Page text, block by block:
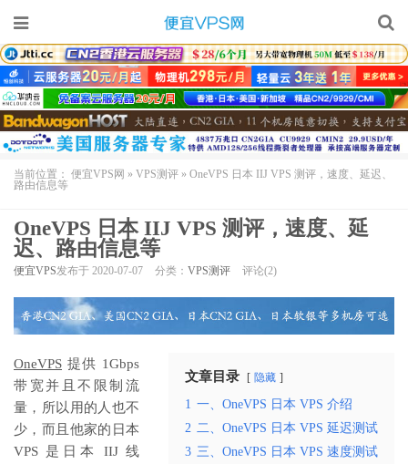
当前位置： 便宜VPS网 » VPS测评 » OneVPS 日本 IIJ VPS 测评，速度、延迟、
路由信息等
OneVPS 日本 IIJ VPS 测评，速度、延
迟、路由信息等
便宜VPS发布于 2020-07-07 分类： VPS测评 评论(2)
文章目录 隐藏
1 一、OneVPS 日本 VPS 介绍
2 二、OneVPS 日本 VPS 延迟测试
3 三、OneVPS 日本 VPS 速度测试
OneVPS 提供 1Gbps
带宽并且不限制流
量，所以用的人也不
少，而且他家的日本
VPS 是日本 IIJ 线